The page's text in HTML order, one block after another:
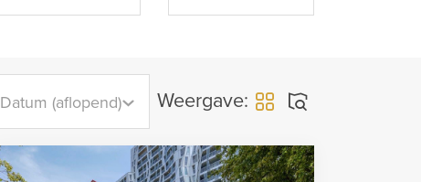
Datum (aflopend) Weergave: